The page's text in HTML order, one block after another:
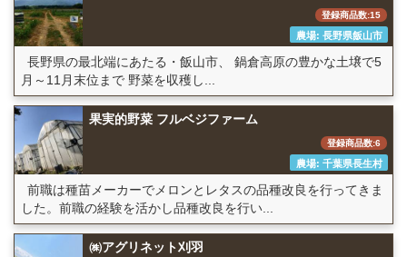
登録商品数:15
農場: 長野県飯山市
長野県の最北端にあたる・飯山市、 鍋倉高原の豊かな土壌で5
月～11月末位まで 野菜を収穫し...
果実的野菜 フルベジファーム
登録商品数:6
農場: 千葉県長生村
前職は種苗メーカーでメロンとレタスの品種改良を行ってきま
した。前職の経験を活かし品種改良を行い...
㈱アグリネット刈羽